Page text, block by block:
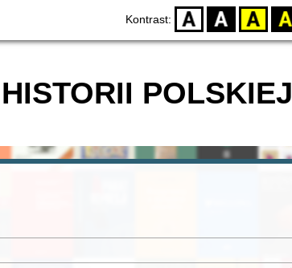
Kontrast: D BW YB BY
POLSKIEJ